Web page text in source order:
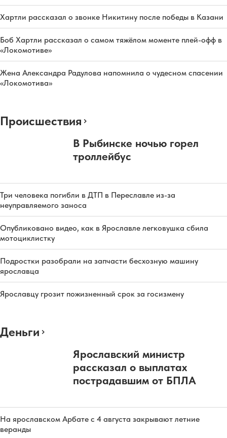
Хартли рассказал о звонке Никитину после победы в Казани
Боб Хартли рассказал о самом тяжёлом моменте плей-офф в
«Локомотиве»
Жена Александра Радулова напомнила о чудесном спасении
«Локомотива»
Происшествия
В Рыбинске ночью горел
троллейбус
Три человека погибли в ДТП в Переславле из-за
неуправляемого заноса
Опубликовано видео, как в Ярославле легковушка сбила
мотоциклистку
Подростки разобрали на запчасти бесхозную машину
ярославца
Ярославцу грозит пожизненный срок за госизмену
Деньги
Ярославский министр
рассказал о выплатах
пострадавшим от БПЛА
На ярославском Арбате с 4 августа закрывают летние
веранды